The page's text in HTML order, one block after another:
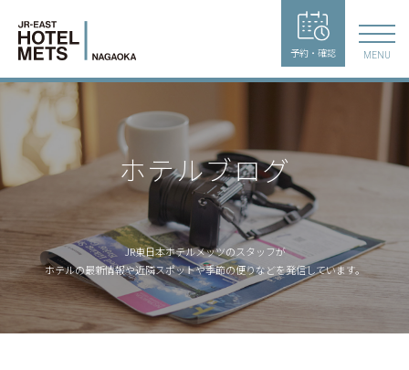
予約・確認 MENU
ホテルブログ
JR東日本ホテルメッツのスタッフが
ホテルの最新情報や近隣スポットや季節の便りなどを発信しています。